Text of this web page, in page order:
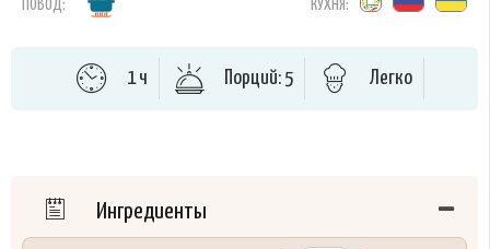
ПОВОД: КУХНЯ:
1 ч Порций: 5 Легко
Ингредиенты